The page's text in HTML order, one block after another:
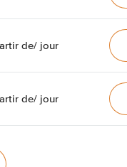
de/ jour
de/ jour